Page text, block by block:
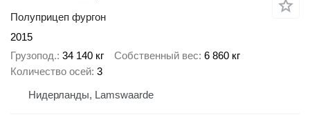
Полуприцеп фургон
2015
Грузопод. 34 140 кг Собственный вес 6 860 кг
Количество осей 3
Нидерланды, Lamswaarde